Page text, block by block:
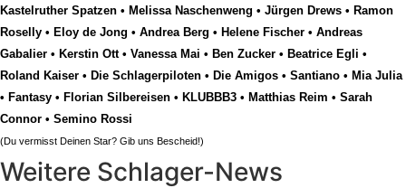
Kastelruther Spatzen • Melissa Naschenweng • Jürgen Drews • Ramon
Roselly • Eloy de Jong • Andrea Berg • Helene Fischer • Andreas
Gabalier • Kerstin Ott• Vanessa Mai • Ben Zucker • Beatrice Egli •
Roland Kaiser • Die Schlagerpiloten • Die Amigos • Santiano • Mia Julia
• Fantasy • Florian Silbereisen • KLUBBB3 • Matthias Reim • Sarah
Connor • Semino Rossi
(Du vermisst Deinen Star? Gib uns Bescheid!)
Weitere Schlager-News